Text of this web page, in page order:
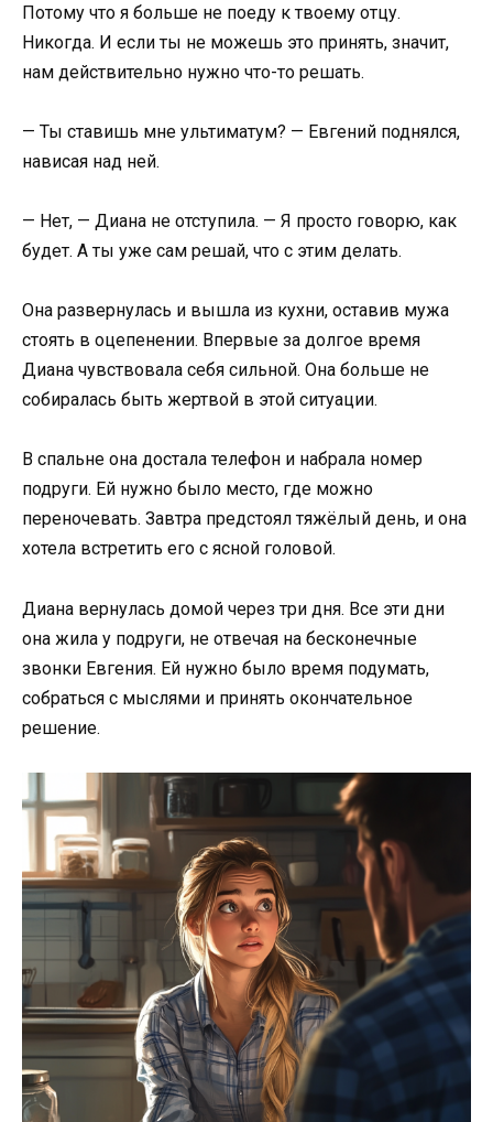
Потому что я больше не поеду к твоему отцу.
Никогда. И если ты не можешь это принять, значит,
нам действительно нужно что-то решать.
— Ты ставишь мне ультиматум? — Евгений поднялся,
нависая над ней.
— Нет, — Диана не отступила. — Я просто говорю, как
будет. А ты уже сам решай, что с этим делать.
Она развернулась и вышла из кухни, оставив мужа
стоять в оцепенении. Впервые за долгое время
Диана чувствовала себя сильной. Она больше не
собиралась быть жертвой в этой ситуации.
В спальне она достала телефон и набрала номер
подруги. Ей нужно было место, где можно
переночевать. Завтра предстоял тяжёлый день, и она
хотела встретить его с ясной головой.
Диана вернулась домой через три дня. Все эти дни
она жила у подруги, не отвечая на бесконечные
звонки Евгения. Ей нужно было время подумать,
собраться с мыслями и принять окончательное
решение.